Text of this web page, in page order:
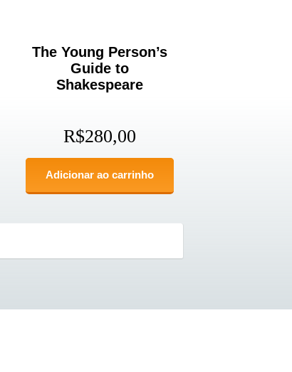
The Young Person’s
Guide to
Shakespeare
R$280,00
Adicionar ao carrinho